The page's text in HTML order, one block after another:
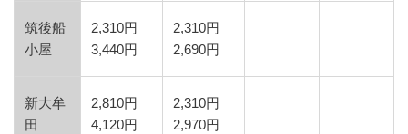
筑後船
小屋
2,310円
3,440円
2,310円
2,690円
新大牟
田
2,810円
4,120円
2,310円
2,970円